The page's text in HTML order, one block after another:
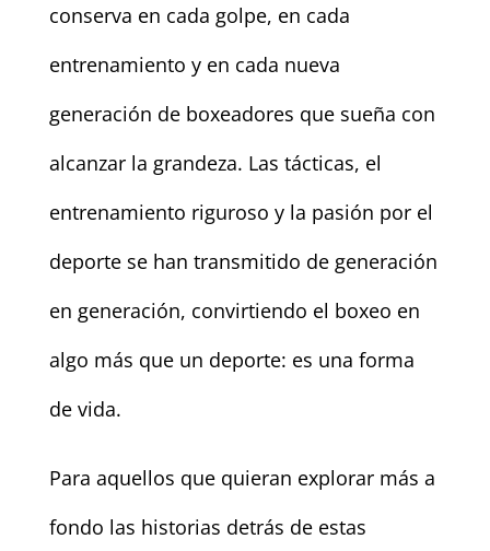
conserva en cada golpe, en cada
entrenamiento y en cada nueva
generación de boxeadores que sueña con
alcanzar la grandeza. Las tácticas, el
entrenamiento riguroso y la pasión por el
deporte se han transmitido de generación
en generación, convirtiendo el boxeo en
algo más que un deporte: es una forma
de vida.
Para aquellos que quieran explorar más a
fondo las historias detrás de estas